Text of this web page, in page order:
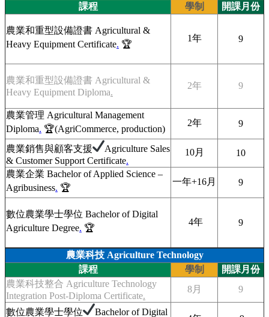
課程
學制 開課月份
農業和重型設備證書 Agricultural &
Heavy Equipment Certificate. 🏆
1年 9
農業和重型設備證書 Agricultural &
Heavy Equipment Diploma.
2年 9
農業管理 Agricultural Management
Diploma. 🏆(AgriCommerce, production)
2年 9
農業銷售與顧客支援
Agriculture Sales
& Customer Support Certificate.
10月 10
農業企業 Bachelor of Applied Science –
Agribusiness. 🏆
一年+16月 9
數位農業學士學位 Bachelor of Digital
Agriculture Degree. 🏆
4年 9
農業科技 Agriculture Technology
課程
學制
開課月份
農業科技整合 Agriculture Technology
Integration Post-Diploma Certificate.
8月 9
數位農業學士學位 Bachelor of Digital